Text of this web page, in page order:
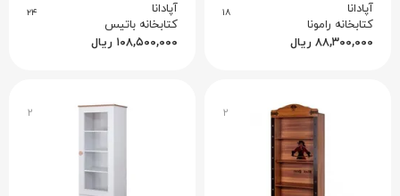
آپادانا ۱۸
کتابخانه رامونا
۸۸,۳۰۰,۰۰۰ ریال
آپادانا ۲۴
کتابخانه باتیس
۱۰۸,۵۰۰,۰۰۰ ریال
۲ ۲